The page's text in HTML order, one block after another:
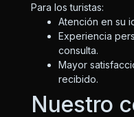
Para los turistas:
Atención en su
Experiencia
consulta.
Mayor
recibido.
Nuestro